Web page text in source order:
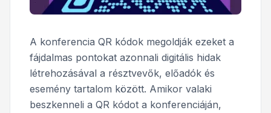
A konferencia QR kódok megoldják ezeket a
fájdalmas pontokat azonnali digitális hidak
létrehozásával a résztvevők, előadók és
esemény tartalom között. Amikor valaki
beszkenneli a QR kódot a konferenciáján,